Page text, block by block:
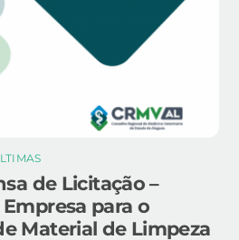
de Licitação –
para o
Material de Limpeza